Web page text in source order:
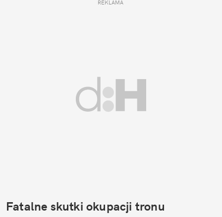
REKLAMA
Fatalne skutki okupacji tronu